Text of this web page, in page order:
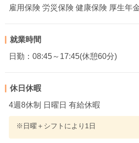
雇用保険 労災保険 健康保険 厚生年
就業時間
日勤：08:45～17:45(休憩60分)
休日休暇
4週8休制 日曜日 有給休暇
※日曜＋シフトにより1日